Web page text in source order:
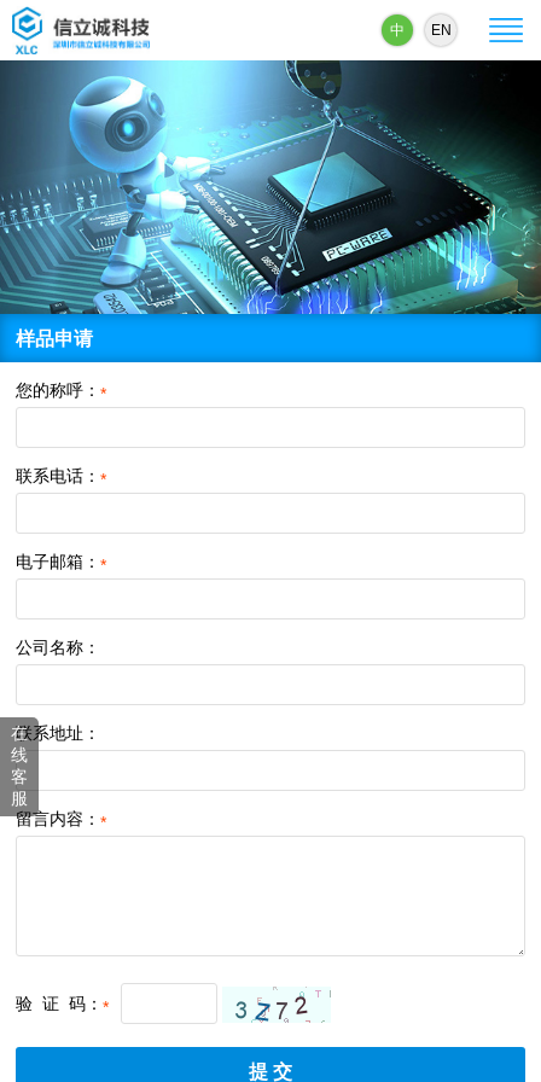
中 EN
样品申请
您的称呼：*
联系电话：*
电子邮箱：*
公司名称：
联系地址：
留言内容：*
验 证 码：*
在
线
客
服